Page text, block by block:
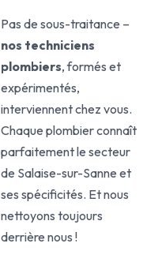
Pas de sous-traitance –
nos techniciens
plombiers, formés et
expérimentés,
interviennent chez vous.
Chaque plombier connaît
parfaitement le secteur
de Salaise-sur-Sanne et
ses spécificités. Et nous
nettoyons toujours
derrière nous !